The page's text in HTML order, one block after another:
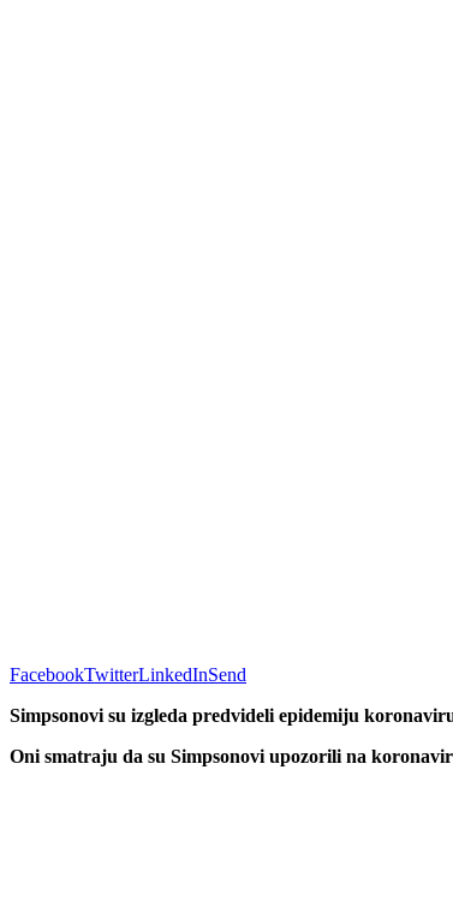
FacebookTwitterLinkedInSend
Simpsonovi su izgleda predvideli epidemiju
Oni smatraju da su Simpsonovi upozorili na